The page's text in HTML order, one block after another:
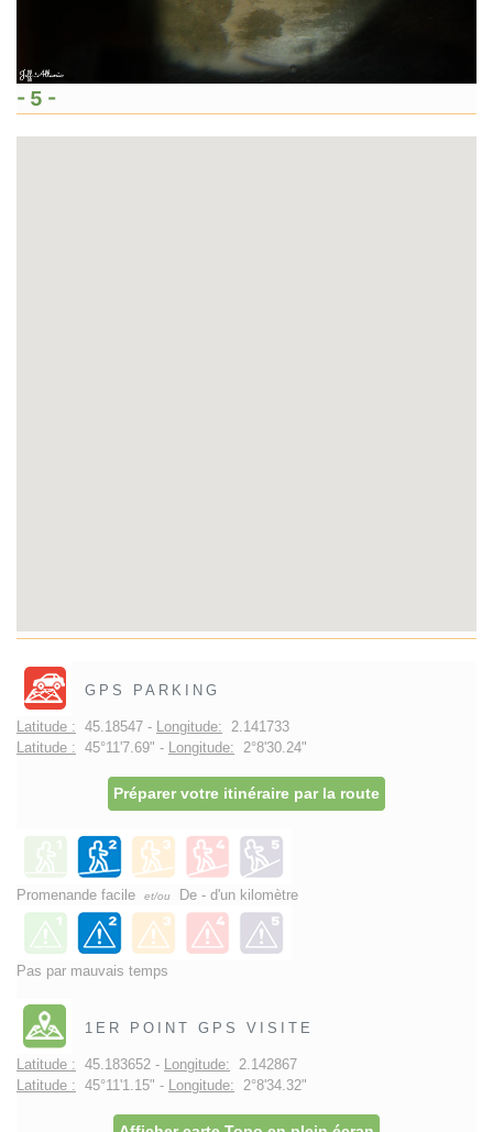
- 5 -
GPS PARKING
Latitude : 45.18547 - Longitude: 2.141733
Latitude : 45°11'7.69" - Longitude: 2°8'30.24"
Préparer votre itinéraire par la route
Promenande facile et/ou De - d'un kilomètre
Pas par mauvais temps
1ER POINT GPS VISITE
Latitude : 45.183652 - Longitude: 2.142867
Latitude : 45°11'1.15" - Longitude: 2°8'34.32"